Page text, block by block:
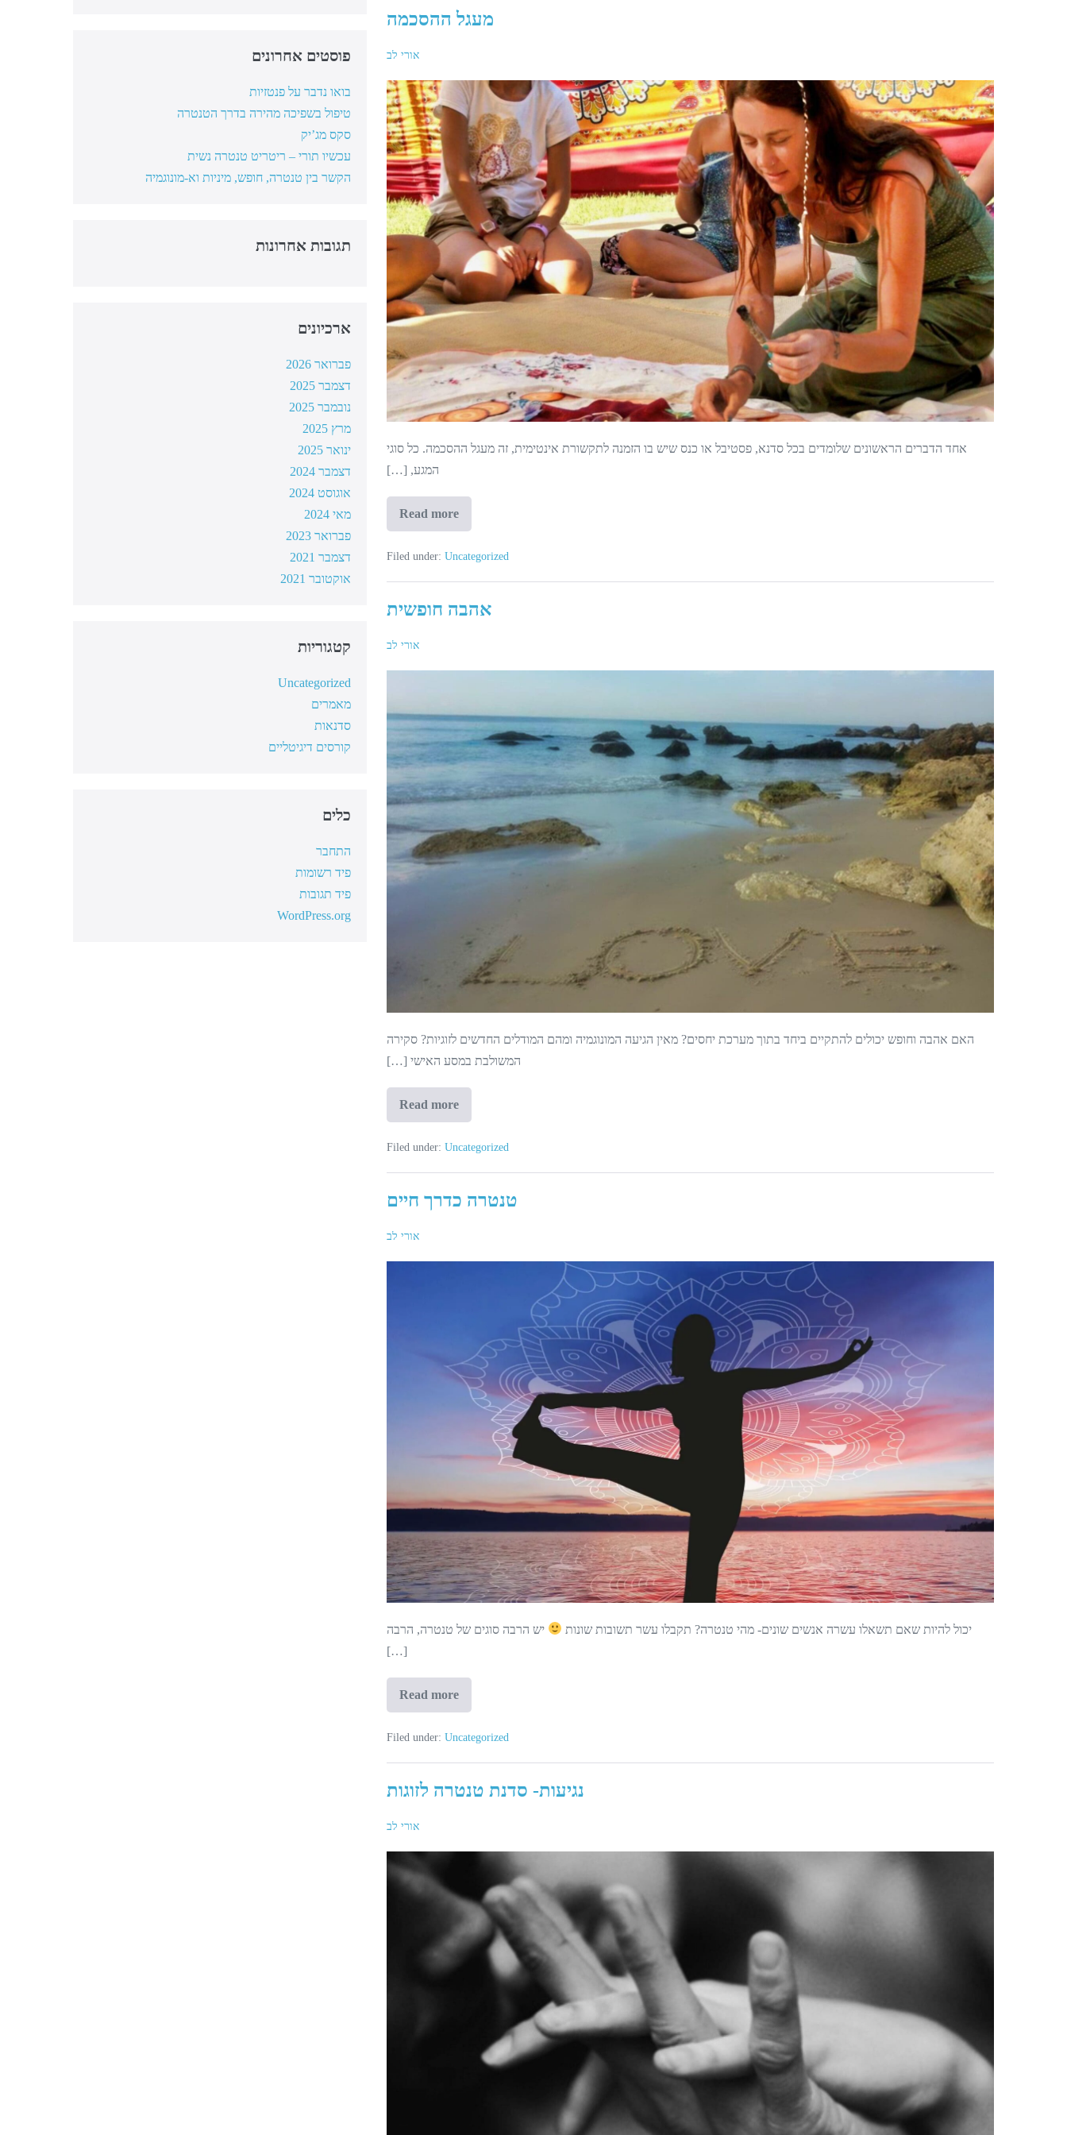
מעגל ההסכמה
אורי לב
מעגל
ההסכמה
אחד הדברים הראשונים שלומדים בכל סדנא, פסטיבל או כנס שיש בו הזמנה לתקשורת אינטימית, זה מעגל ההסכמה. כל סוגי
המגע, […]
Read more
מעגל
ההסכמה
Filed under: Uncategorized
אהבה חופשית
אורי לב
האם אהבה וחופש יכולים להתקיים ביחד בתוך מערכת יחסים? מאין הגיעה המונוגמיה ומהם המודלים החדשים לזוגיות? סקירה
המשולבת במסע האישי […]
Read more
אהבה
חופשית
Filed under: Uncategorized
טנטרה כדרך חיים
אורי לב
יכול להיות שאם תשאלו עשרה אנשים שונים- מהי טנטרה? תקבלו עשר תשובות שונות
יש הרבה סוגים של טנטרה, הרבה
[…]
Read more
טנטרה
כדרך
Filed under: Uncategorized
נגיעות- סדנת טנטרה לזוגות
אורי לב
פוסטים אחרונים
בואו נדבר על פנטזיות
טיפול בשפיכה מהירה בדרך הטנטרה
סקס מג’יק
עכשיו תורי – ריטריט טנטרה נשית
הקשר בין טנטרה, חופש, מיניות וא-מונוגמיה
תגובות אחרונות
ארכיונים
פברואר 2026
דצמבר 2025
נובמבר 2025
מרץ 2025
ינואר 2025
דצמבר 2024
אוגוסט 2024
מאי 2024
פברואר 2023
דצמבר 2021
אוקטובר 2021
קטגוריות
Uncategorized
מאמרים
סדנאות
קורסים דיגיטליים
כלים
התחבר
פיד רשומות
פיד תגובות
WordPress.org